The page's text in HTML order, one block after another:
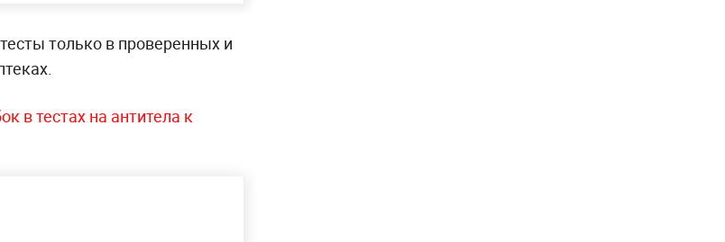
только в проверенных и
в тестах на антитела к